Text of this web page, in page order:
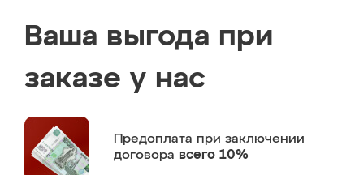
Ваша выгода при
заказе у нас
Предоплата при заключении
договора всего 10%